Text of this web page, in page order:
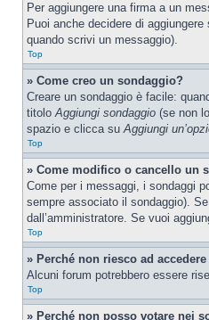
Per aggiungere una firma a un
Puoi anche decidere di
quando scrivi un messaggio).
Top
» Come creo un sondaggio?
Creare un sondaggio è facile:
titoloAggiungi sondaggio (se non
spazio e clicca suAggiungi
Top
» Come modifico o cancello un
Come per i messaggi, i sondaggi
sempre associato il sondaggio).
dall’amministratore. Se vuoi
Top
» Perché non riesco ad
Alcuni forum potrebbero essere
Top
» Perché non posso votare nei